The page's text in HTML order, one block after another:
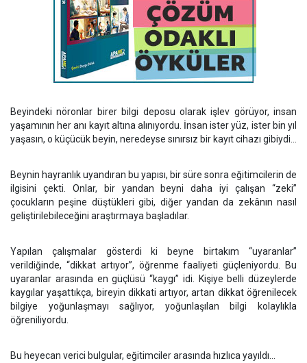
Beyindeki nöronlar birer bilgi deposu olarak işlev görüyor, insan
yaşamının her anı kayıt altına alınıyordu. İnsan ister yüz, ister bin yıl
yaşasın, o küçücük beyin, neredeyse sınırsız bir kayıt cihazı gibiydi…
Beynin hayranlık uyandıran bu yapısı, bir süre sonra eğitimcilerin de
ilgisini çekti. Onlar, bir yandan beyni daha iyi çalışan “zeki”
çocukların peşine düştükleri gibi, diğer yandan da zekânın nasıl
geliştirilebileceğini araştırmaya başladılar.
Yapılan çalışmalar gösterdi ki beyne birtakım “uyaranlar”
verildiğinde, “dikkat artıyor”, öğrenme faaliyeti güçleniyordu. Bu
uyaranlar arasında en güçlüsü “kaygı” idi. Kişiye belli düzeylerde
kaygılar yaşattıkça, bireyin dikkati artıyor, artan dikkat öğrenilecek
bilgiye yoğunlaşmayı sağlıyor, yoğunlaşılan bilgi kolaylıkla
öğreniliyordu.
Bu heyecan verici bulgular, eğitimciler arasında hızlıca yayıldı…